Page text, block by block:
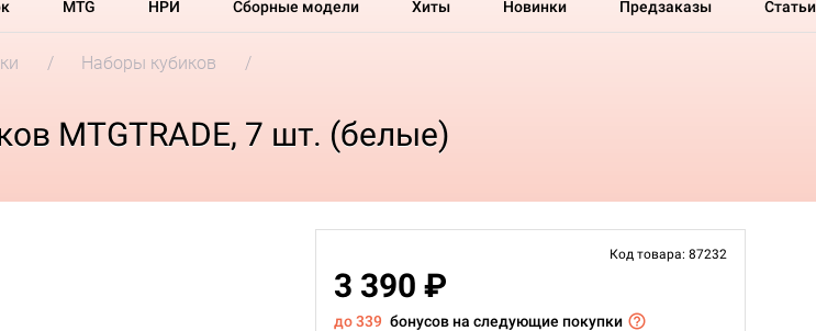
MTG НРИ Сборные модели Хиты Новинки Предзаказы Статьи
Наборы кубиков
MTGTRADE, 7 шт. (белые)
Код товара: 87232
3 390 ₽
до 339 бонусов на следующие покупки